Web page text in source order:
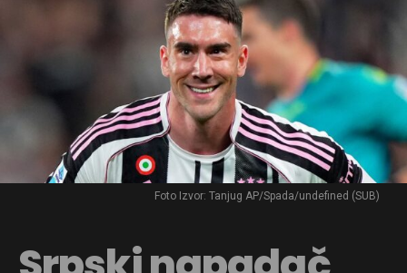
Foto Izvor: Tanjug AP/Spada/undefined (SUB)